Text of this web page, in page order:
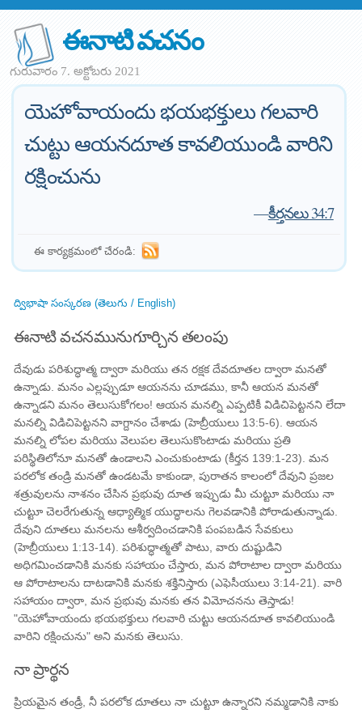
ఈనాటి వచనం
గురువారం 7. అక్టోబరు 2021
యెహోవాయందు భయభక్తులు గలవారి
చుట్టు ఆయనదూత కావలియుండి వారిని
రక్షించును
—కీర్తనలు 34:7
ఈ కార్యక్రమంలో చేరండి:
ద్విభాషా సంస్కరణ (తెలుగు / English)
ఈనాటి వచనమునుగూర్చిన తలంపు
దేవుడు పరిశుద్ధాత్మ ద్వారా మరియు తన రక్షక దేవదూతల ద్వారా మనతో
ఉన్నాడు. మనం ఎల్లప్పుడూ ఆయనను చూడము, కానీ ఆయన మనతో
ఉన్నాడని మనం తెలుసుకోగలం! ఆయన మనల్ని ఎప్పటికీ విడిచిపెట్టనని లేదా
మనల్ని విడిచిపెట్టనని వాగ్దానం చేశాడు (హెబ్రీయులు 13:5-6). ఆయన
మనల్ని లోపల మరియు వెలుపల తెలుసుకొంటాడు మరియు ప్రతి
పరిస్థితిలోనూ మనతో ఉండాలని ఎంచుకుంటాడు (కీర్తన 139:1-23). ​​మన
పరలోక తండ్రి మనతో ఉండటమే కాకుండా, పురాతన కాలంలో దేవుని ప్రజల
శత్రువులను నాశనం చేసిన ప్రభువు దూత ఇప్పుడు మీ చుట్టూ మరియు నా
చుట్టూ చెలరేగుతున్న ఆధ్యాత్మిక యుద్ధాలను గెలవడానికి పోరాడుతున్నాడు.
దేవుని దూతలు మనలను ఆశీర్వదించడానికి పంపబడిన సేవకులు
(హెబ్రీయులు 1:13-14). పరిశుద్ధాత్మతో పాటు, వారు దుష్టుడిని
అధిగమించడానికి మనకు సహాయం చేస్తారు, మన పోరాటాల ద్వారా మరియు
ఆ పోరాటాలను దాటడానికి మనకు శక్తినిస్తారు (ఎఫెసీయులు 3:14-21). వారి
సహాయం ద్వారా, మన ప్రభువు మనకు తన విమోచనను తెస్తాడు!
"యెహోవాయందు భయభక్తులు గలవారి చుట్టు ఆయనదూత కావలియుండి
వారిని రక్షించును" అని మనకు తెలుసు.
నా ప్రార్థన
ప్రియమైన తండ్రీ, నీ పరలోక దూతలు నా చుట్టూ ఉన్నారని నమ్మడానికి నాకు